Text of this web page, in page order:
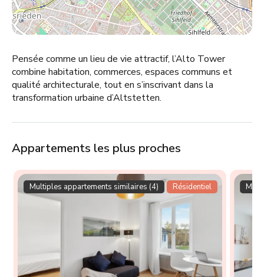
Pensée comme un lieu de vie attractif, l’Alto Tower
combine habitation, commerces, espaces communs et
qualité architecturale, tout en s’inscrivant dans la
transformation urbaine d’Altstetten.
Appartements les plus proches
Multiples appartements similaires (4) Résidentiel